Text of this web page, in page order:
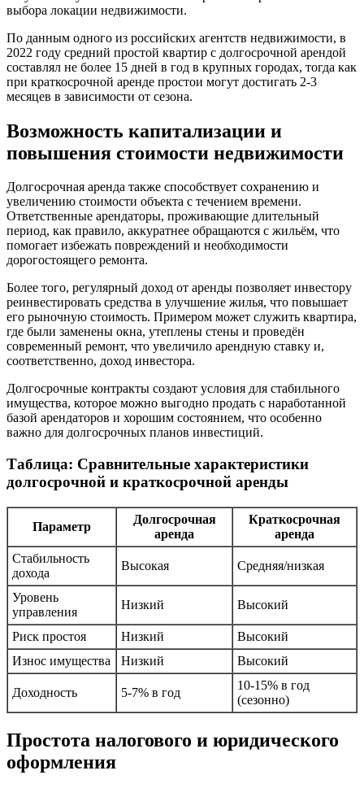
выбора локации недвижимости.
По данным одного из российских агентств недвижимости, в
2022 году средний простой квартир с долгосрочной арендой
составлял не более 15 дней в год в крупных городах, тогда как
при краткосрочной аренде простои могут достигать 2-3
месяцев в зависимости от сезона.
Возможность капитализации и
повышения стоимости недвижимости
Долгосрочная аренда также способствует сохранению и
увеличению стоимости объекта с течением времени.
Ответственные арендаторы, проживающие длительный
период, как правило, аккуратнее обращаются с жильём, что
помогает избежать повреждений и необходимости
дорогостоящего ремонта.
Более того, регулярный доход от аренды позволяет инвестору
реинвестировать средства в улучшение жилья, что повышает
его рыночную стоимость. Примером может служить квартира,
где были заменены окна, утеплены стены и проведён
современный ремонт, что увеличило арендную ставку и,
соответственно, доход инвестора.
Долгосрочные контракты создают условия для стабильного
имущества, которое можно выгодно продать с наработанной
базой арендаторов и хорошим состоянием, что особенно
важно для долгосрочных планов инвестиций.
Таблица: Сравнительные характеристики
долгосрочной и краткосрочной аренды
Параметр
Долгосрочная
аренда
Краткосрочная
аренда
Стабильность
дохода
Высокая Средняя/низкая
Уровень
управления
Низкий Высокий
Риск простоя Низкий
Высокий
Износ имущества
Низкий Высокий
Доходность 5-7% в год
10-15% в год
(сезонно)
Простота налогового и юридического
оформления